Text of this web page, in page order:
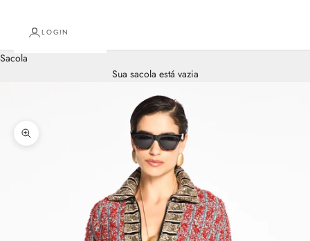
LOGIN
Sacola
Sua sacola está vazia
Zoom na imagem